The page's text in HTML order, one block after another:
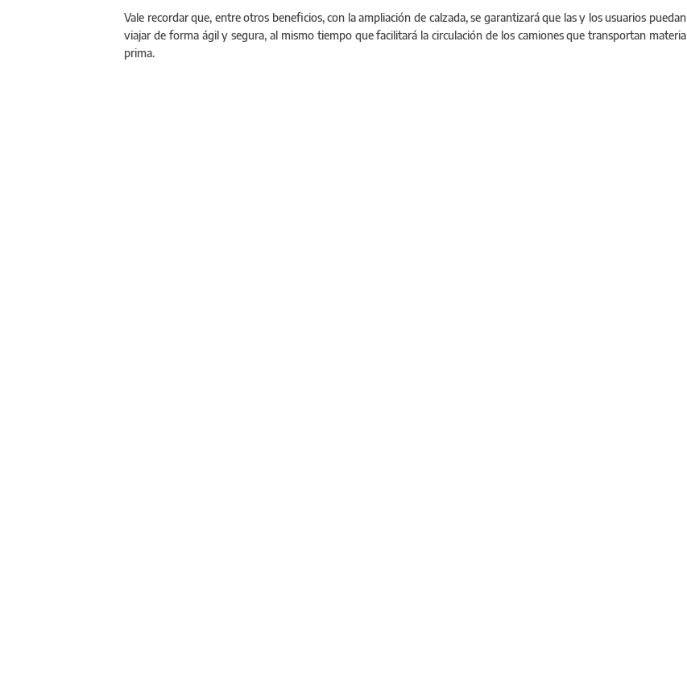
Vale recordar que, entre otros beneficios, con la ampliación de calzada, se garantizará que las y los usuarios puedan
viajar de forma ágil y segura, al mismo tiempo que facilitará la circulación de los camiones que transportan materia
prima.